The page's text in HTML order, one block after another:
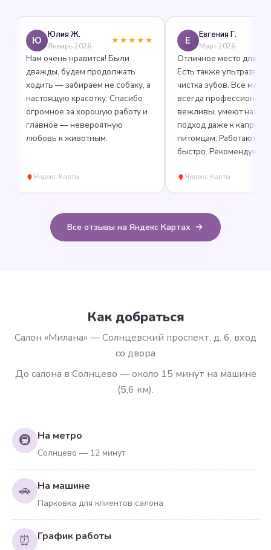
Ю Юлия Ж.
Январь 2026
★★★★★
Нам очень нравится! Были
дважды, будем продолжать
ходить — забираем не собаку, а
настоящую красотку. Спасибо
огромное за хорошую работу и
главное — невероятную
любовь к животным.
Яндекс Карты
Евгения Г.
Март 2026
Отличное место для
Есть также ультразвуковая
чистка зубов. Все мастера
всегда профессиональны и
вежливы, умеют находить
подход даже к капризным
питомцам. Работают
быстро. Рекомендую!
Яндекс Карты
Все отзывы на Яндекс Картах
Как добраться
Салон «Милана» — Солнцевский проспект, д. 6, вход
со двора
До салона в Солнцево — около 15 минут на машине
(5,6 км).
🚇 На метро
Солнцево — 12 минут
🚗 На машине
Парковка для клиентов салона
⏰ График работы